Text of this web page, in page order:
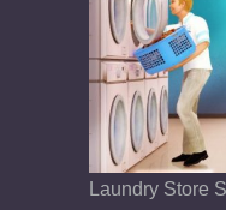
Laundry Store